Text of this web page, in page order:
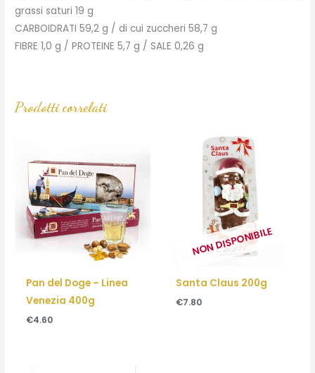
grassi saturi 19 g
CARBOIDRATI 59,2 g / di cui zuccheri 58,7 g
FIBRE 1,0 g / PROTEINE 5,7 g / SALE 0,26 g
Prodotti correlati
Pan del Doge – Linea
Venezia 400g
€4.60
NON DISPONIBILE
Santa Claus 200g
€7.80